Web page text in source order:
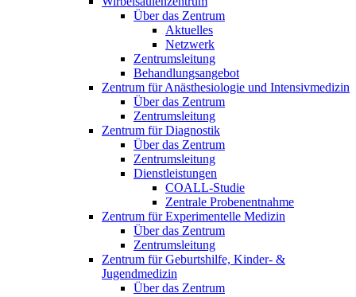
Über das Zentrum
Aktuelles
Netzwerk
Zentrumsleitung
Behandlungsangebot
Zentrum für Anästhesiologie und Intensivmedizin
Über das Zentrum
Zentrumsleitung
Zentrum für Diagnostik
Über das Zentrum
Zentrumsleitung
Dienstleistungen
COALL-Studie
Zentrale Probenentnahme
Zentrum für Experimentelle Medizin
Über das Zentrum
Zentrumsleitung
Zentrum für Geburtshilfe, Kinder- &
Jugendmedizin
Über das Zentrum